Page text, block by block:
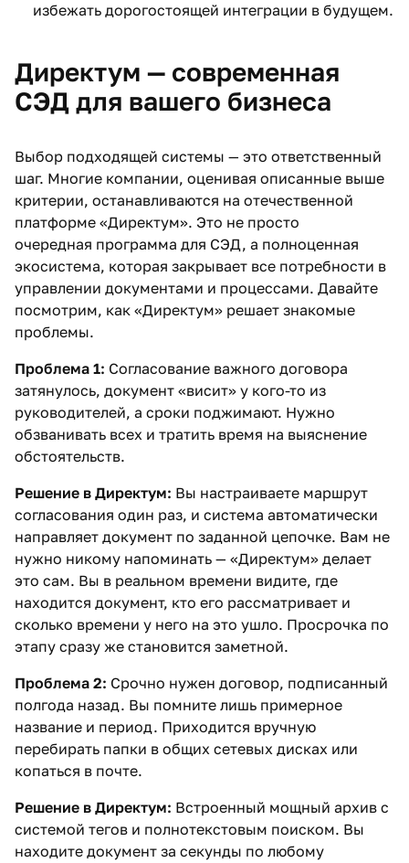
избежать дорогостоящей интеграции в будущем.
Директум — современная
СЭД для вашего бизнеса
Выбор подходящей системы — это ответственный
шаг. Многие компании, оценивая описанные выше
критерии, останавливаются на отечественной
платформе «Директум». Это не просто
очередная программа для СЭД, а полноценная
экосистема, которая закрывает все потребности в
управлении документами и процессами. Давайте
посмотрим, как «Директум» решает знакомые
проблемы.
Проблема 1: Согласование важного договора
затянулось, документ «висит» у кого-то из
руководителей, а сроки поджимают. Нужно
обзванивать всех и тратить время на выяснение
обстоятельств.
Решение в Директум: Вы настраиваете маршрут
согласования один раз, и система автоматически
направляет документ по заданной цепочке. Вам не
нужно никому напоминать — «Директум» делает
это сам. Вы в реальном времени видите, где
находится документ, кто его рассматривает и
сколько времени у него на это ушло. Просрочка по
этапу сразу же становится заметной.
Проблема 2: Срочно нужен договор, подписанный
полгода назад. Вы помните лишь примерное
название и период. Приходится вручную
перебирать папки в общих сетевых дисках или
копаться в почте.
Решение в Директум: Встроенный мощный архив с
системой тегов и полнотекстовым поиском. Вы
находите документ за секунды по любому